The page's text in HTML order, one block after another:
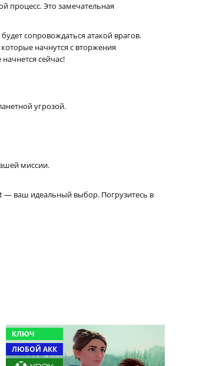
процесс. Это замечательная
сопровождаться атакой врагов.
начнутся с вторжения
сейчас!
угрозой.
миссии.
ваш идеальный выбор. Погрузитесь в
КЛЮЧ
ЛЮБОЙ АКК